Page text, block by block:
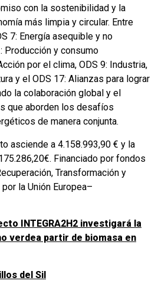
con la sostenibilidad y la
más limpia y circular. Entre
7: Energía asequible y no
Producción y consumo
por el clima, ODS 9: Industria,
y el ODS 17: Alianzas para lograr
la colaboración global y el
que aborden los desafíos
de manera conjunta.
asciende a 4.158.993,90 € y la
Financiado por fondos
Transformación y
la Unión Europea–
INTEGRA2H2 investigará la
verdea partir de biomasa en
del Sil